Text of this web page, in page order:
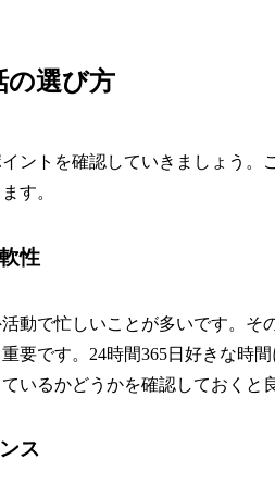
の選び方
ントを確認していきましょう。
す。
性
動で忙しいことが多いです。そ
要です。24時間365日好きな時
いるかどうかを確認しておくと
ス